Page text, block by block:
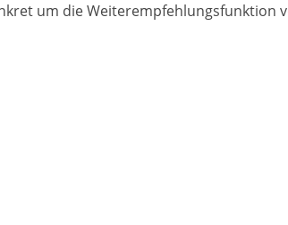
um die Weiterempfehlungsfunktion